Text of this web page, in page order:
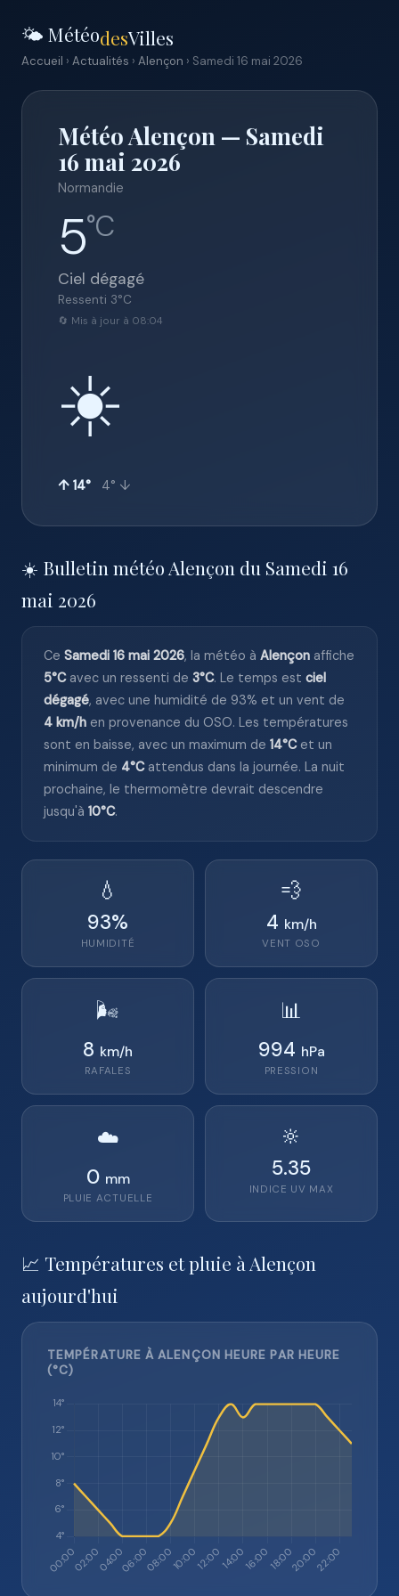
🌤️ MétéodesVilles
Accueil › Actualités › Alençon › Samedi 16 mai 2026
Météo Alençon — Samedi
16 mai 2026
Normandie
5°C
Ciel dégagé
Ressenti 3°C
🔄 Mis à jour à 08:04
☀️
↑ 14° 4° ↓
☀️ Bulletin météo Alençon du Samedi 16
mai 2026
Ce Samedi 16 mai 2026, la météo à Alençon affiche
5°Cavec un ressenti de 3°C. Le temps est ciel
dégagé, avec une humidité de 93% et un vent de
4 km/h en provenance du OSO. Les températures
sont en baisse, avec un maximum de 14°Cet un
minimum de 4°Cattendus dans la journée. La nuit
prochaine, le thermomètre devrait descendre
jusqu'à 10°C.
💧
93%
HUMIDITÉ
💨
4 km/h
VENT OSO
🌬️
8 km/h
RAFALES
📊
994 hPa
PRESSION
☁️
0 mm
PLUIE ACTUELLE
🔆
5.35
INDICE UV MAX
📈 Températures et pluie à Alençon
aujourd'hui
TEMPÉRATURE À ALENÇON HEURE PAR HEURE
(°C)